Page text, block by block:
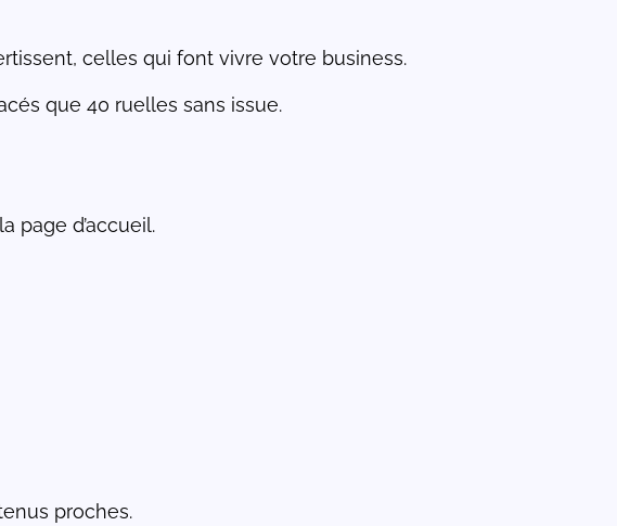
celles qui font vivre votre business.
que 40 ruelles sans issue.
page d’accueil.
proches.